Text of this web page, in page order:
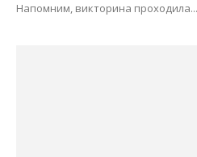
Напомним, викторина проходила...